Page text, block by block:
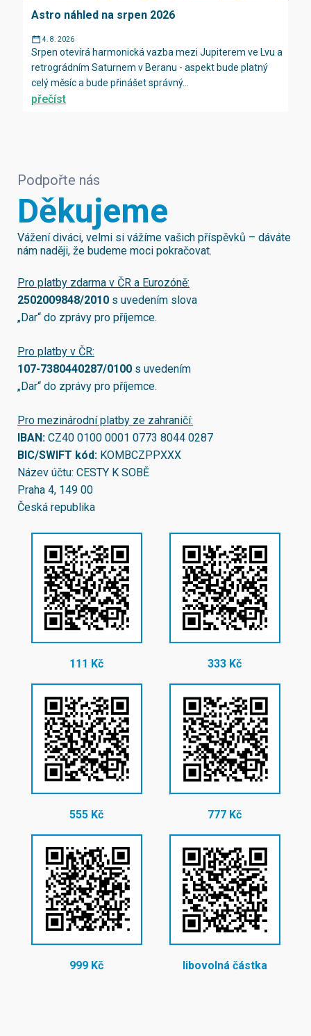
Astro náhled na srpen 2026
4. 8. 2026
Srpen otevírá harmonická vazba mezi Jupiterem ve Lvu a
retrográdním Saturnem v Beranu - aspekt bude platný
celý měsíc a bude přinášet správný...
přečíst
Podpořte nás
Děkujeme
Vážení diváci, velmi si vážíme vašich příspěvků – dáváte
nám naději, že budeme moci pokračovat.
Pro platby zdarma v ČR a Eurozóně:
2502009848/2010 s uvedením slova
„Dar“ do zprávy pro příjemce.
Pro platby v ČR:
107-7380440287/0100 s uvedením
„Dar“ do zprávy pro příjemce.
Pro mezinárodní platby ze zahraničí:
IBAN: CZ40 0100 0001 0773 8044 0287
BIC/SWIFT kód: KOMBCZPPXXX
Název účtu: CESTY K SOBĚ
Praha 4, 149 00
Česká republika
111 Kč 333 Kč
555 Kč 777 Kč
999 Kč libovolná částka